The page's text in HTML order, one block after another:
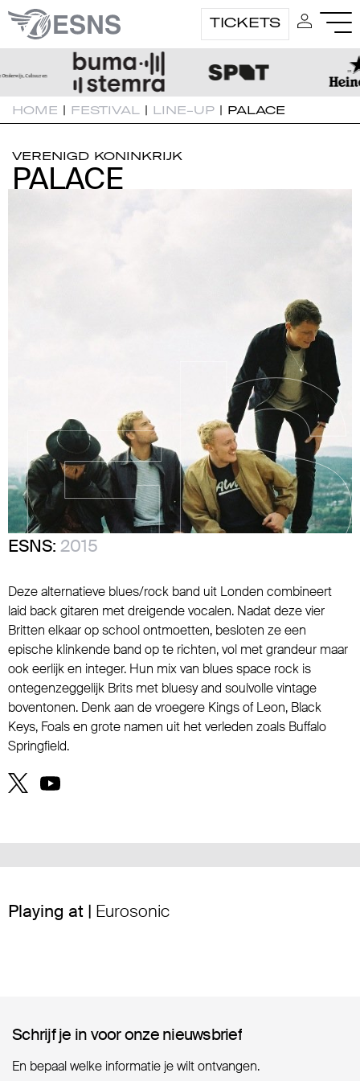
TICKETS
HOME | FESTIVAL | LINE-UP | PALACE
VERENIGD KONINKRIJK
PALACE
PALACE
ESNS: 2015
Deze alternatieve blues/rock band uit Londen combineert
laid back gitaren met dreigende vocalen. Nadat deze vier
Britten elkaar op school ontmoetten, besloten ze een
epische klinkende band op te richten, vol met grandeur maar
ook eerlijk en integer. Hun mix van blues space rock is
ontegenzeggelijk Brits met bluesy and soulvolle vintage
boventonen. Denk aan de vroegere Kings of Leon, Black
Keys, Foals en grote namen uit het verleden zoals Buffalo
Springfield.
Playing at | Eurosonic
Schrijf je in voor onze nieuwsbrief
Schrijf je in voor onze nieuwsbrief
En bepaal welke informatie je wilt ontvangen.